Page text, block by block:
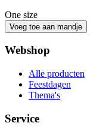
One size
Webshop
Alle producten
Feestdagen
Thema's
Service